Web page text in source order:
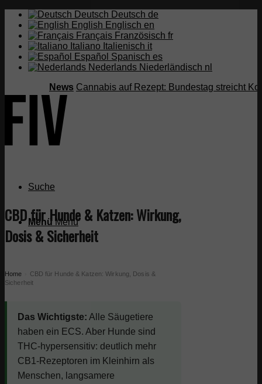
Deutsch Deutsch de
English Englisch en
Français Französisch fr
Italiano Italienisch it
Español Spanisch es
Nederlands Niederländisch nl
News Cannabis auf Rezept: Bundestag streicht
Suche
Menü Menü
CBD für Hunde & Katzen: Wirkung,
Dosis & Sicherheit
Home
CBD für Hunde & Katzen: Wirkung, Dosis &
Sicherheit
Das Wichtigste: Alle Säugetiere
haben ein ECS. Aber Hunde sind
THC-hypersensitiv: deutlich mehr
CB1-Rezeptoren im Kleinhirn als
Menschen, langsamere